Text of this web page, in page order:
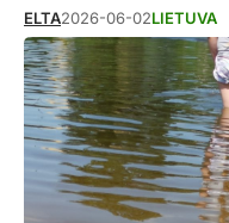
ELTA2026-06-02LIETUVA